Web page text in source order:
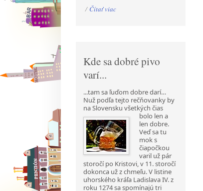
/ Čítať viac
Kde sa dobré pivo
varí...
...tam sa ľuďom dobre darí…
Nuž podľa tejto rečňovanky by
na Slovensku všetkých čias
bolo len a
len dobre.
Veď sa tu
mok s
čiapočkou
varil už pár
storočí po Kristovi, v 11. storočí
dokonca už z chmeľu. V listine
uhorského kráľa Ladislava IV. z
roku 1274 sa spomínajú tri